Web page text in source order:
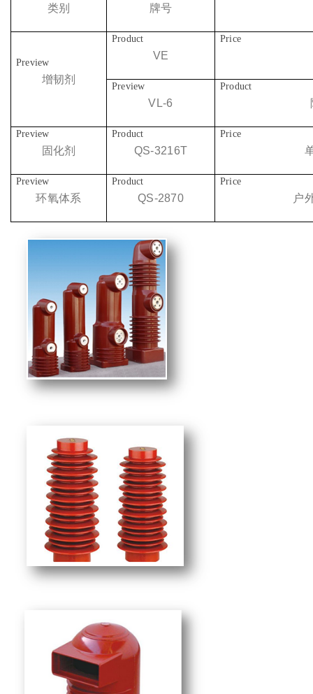
类别 牌号
增韧剂
VE
VL-6
固化剂 QS-3216T
环氧体系 QS-2870 户